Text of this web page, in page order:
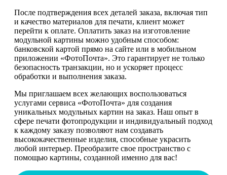
После подтверждения всех деталей заказа, включая тип
и качество материалов для печати, клиент может
перейти к оплате. Оплатить заказ на изготовление
модульной картины можно удобным способом:
банковской картой прямо на сайте или в мобильном
приложении «ФотоПочта». Это гарантирует не только
безопасность транзакции, но и ускоряет процесс
обработки и выполнения заказа.
Мы приглашаем всех желающих воспользоваться
услугами сервиса «ФотоПочта» для создания
уникальных модульных картин на заказ. Наш опыт в
сфере печати фотопродукции и индивидуальный подход
к каждому заказу позволяют нам создавать
высококачественные изделия, способные украсить
любой интерьер. Преобразите свое пространство с
помощью картины, созданной именно для вас!